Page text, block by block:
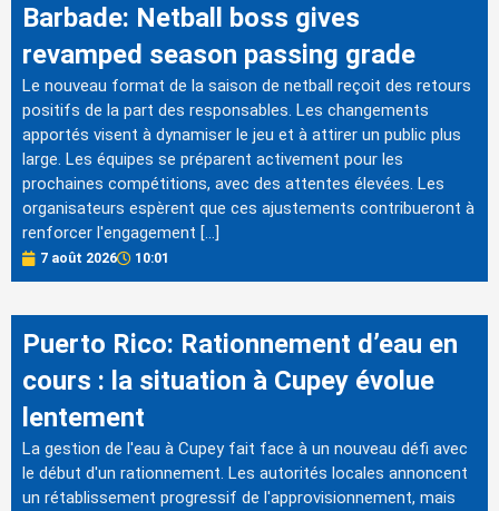
Barbade: Netball boss gives
revamped season passing grade
Le nouveau format de la saison de netball reçoit des retours
positifs de la part des responsables. Les changements
apportés visent à dynamiser le jeu et à attirer un public plus
large. Les équipes se préparent activement pour les
prochaines compétitions, avec des attentes élevées. Les
organisateurs espèrent que ces ajustements contribueront à
renforcer l'engagement […]
7 août 2026 10:01
Puerto Rico: Rationnement d’eau en
cours : la situation à Cupey évolue
lentement
La gestion de l'eau à Cupey fait face à un nouveau défi avec
le début d'un rationnement. Les autorités locales annoncent
un rétablissement progressif de l'approvisionnement, mais